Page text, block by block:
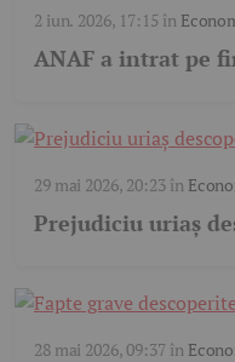
2 iun. 2026, 17:15 în
ANAF a intrat pe
29 mai 2026, 20:23în
Prejudiciu uriaș
28 mai 2026, 09:37în